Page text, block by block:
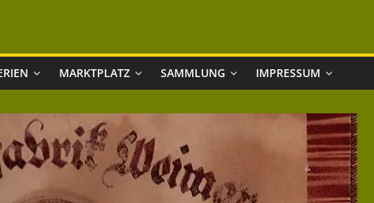
MARKTPLATZ SAMMLUNG IMPRESSUM